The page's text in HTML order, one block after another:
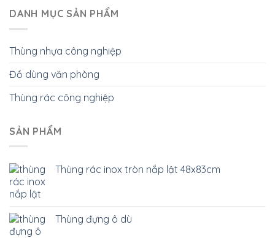
DANH MỤC SẢN PHẨM
Thùng nhựa công nghiệp
Đồ dùng văn phòng
Thùng rác công nghiệp
SẢN PHẨM
Thùng rác inox tròn nắp lật 48x83cm
Thùng đựng ô dù